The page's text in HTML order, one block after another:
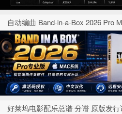
自动编曲 Band-in-a-Box 2026 Pro
好莱坞电影配乐总谱 分谱 原版发行